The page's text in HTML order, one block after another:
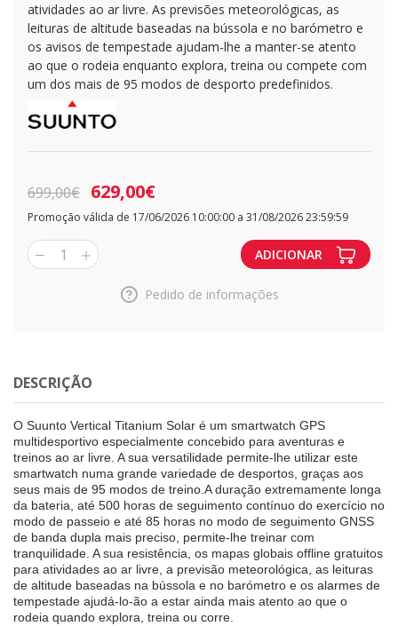
atividades ao ar livre. As previsões meteorológicas, as
leituras de altitude baseadas na bússola e no barómetro e
os avisos de tempestade ajudam-lhe a manter-se atento
ao que o rodeia enquanto explora, treina ou compete com
um dos mais de 95 modos de desporto predefinidos.
699,00€ 629,00€
Promoção válida de 17/06/2026 10:00:00 a 31/08/2026 23:59:59
1 ADICIONAR
Pedido de informações
DESCRIÇÃO
O Suunto Vertical Titanium Solar é um smartwatch GPS
multidesportivo especialmente concebido para aventuras e
treinos ao ar livre. A sua versatilidade permite-lhe utilizar este
smartwatch numa grande variedade de desportos, graças aos
seus mais de 95 modos de treino.A duração extremamente longa
da bateria, até 500 horas de seguimento contínuo do exercício no
modo de passeio e até 85 horas no modo de seguimento GNSS
de banda dupla mais preciso, permite-lhe treinar com
tranquilidade. A sua resistência, os mapas globais offline gratuitos
para atividades ao ar livre, a previsão meteorológica, as leituras
de altitude baseadas na bússola e no barómetro e os alarmes de
tempestade ajudá-lo-ão a estar ainda mais atento ao que o
rodeia quando explora, treina ou corre.